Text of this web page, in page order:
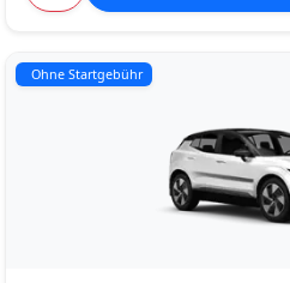
Ohne Startgebühr